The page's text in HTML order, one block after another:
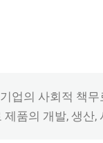
업의 사회적 책무
품의 개발, 생산